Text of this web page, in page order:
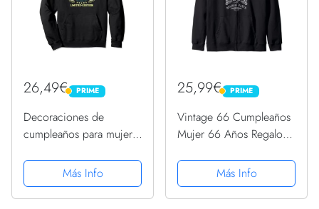
26,49€ PRIME
PRIME
Decoraciones de
cumpleaños para mujer,
cumpleaños Sudadera
con Capucha
Más Info
25,99€ PRIME
PRIME
Vintage 66 Cumpleaños
Mujer 66 Años Regalos
Sudadera con Capucha
Más Info